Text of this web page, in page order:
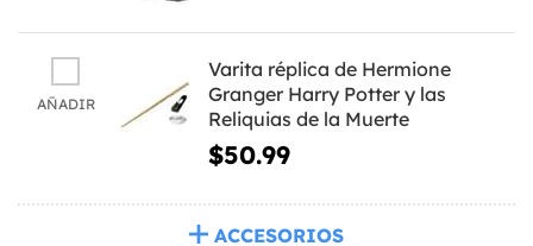
AÑADIR
Varita réplica de Hermione
Granger Harry Potter y las
Reliquias de la Muerte
$50.99
ACCESORIOS